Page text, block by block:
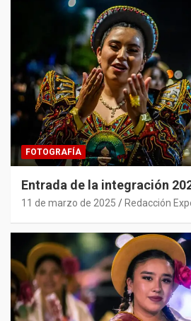
FOTOGRAFÍA
Entrada de la integración
11 de marzo de 2025 Redacción